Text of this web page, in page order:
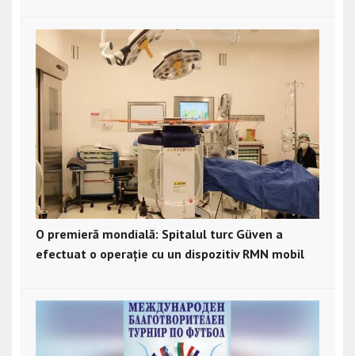
O premieră mondială: Spitalul turc Güven a
efectuat o operație cu un dispozitiv RMN mobil